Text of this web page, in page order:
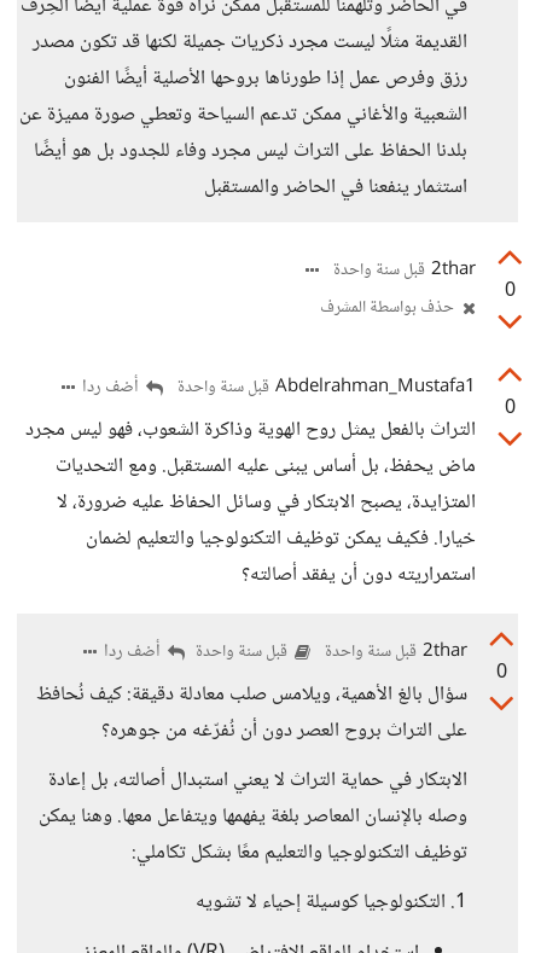
القديمة مثلًا ليست مجرد ذكريات جميلة لكنها قد تكون مصدر
رزق وفرص عمل إذا طورناها بروحها الأصلية أيضًا الفنون
الشعبية والأغاني ممكن تدعم السياحة وتعطي صورة مميزة عن
بلدنا الحفاظ على التراث ليس مجرد وفاء للجدود بل هو أيضًا
استثمار ينفعنا في الحاضر والمستقبل
0
2thar قبل سنة واحدة
حذف بواسطة المشرف
0
Abdelrahman_Mustafa1 قبل سنة واحدة أضف ردا
التراث بالفعل يمثل روح الهوية وذاكرة الشعوب، فهو ليس مجرد
ماض يحفظ، بل أساس يبنى عليه المستقبل. ومع التحديات
المتزايدة، يصبح الابتكار في وسائل الحفاظ عليه ضرورة، لا
خيارا. فكيف يمكن توظيف التكنولوجيا والتعليم لضمان
استمراريته دون أن يفقد أصالته؟
0
2thar قبل سنة واحدة قبل سنة واحدة أضف ردا
سؤال بالغ الأهمية، ويلامس صلب معادلة دقيقة: كيف نُحافظ
على التراث بروح العصر دون أن نُفرّغه من جوهره؟
الابتكار في حماية التراث لا يعني استبدال أصالته، بل إعادة
وصله بالإنسان المعاصر بلغة يفهمها ويتفاعل معها. وهنا يمكن
توظيف التكنولوجيا والتعليم معًا بشكل تكاملي:
1. التكنولوجيا كوسيلة إحياء لا تشويه